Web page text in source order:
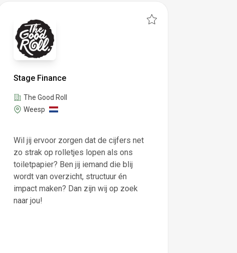
Stage Finance
The Good Roll
Weesp
Wil jij ervoor zorgen dat de cijfers net
zo strak op rolletjes lopen als ons
toiletpapier? Ben jij iemand die blij
wordt van overzicht, structuur én
impact maken? Dan zijn wij op zoek
naar jou!